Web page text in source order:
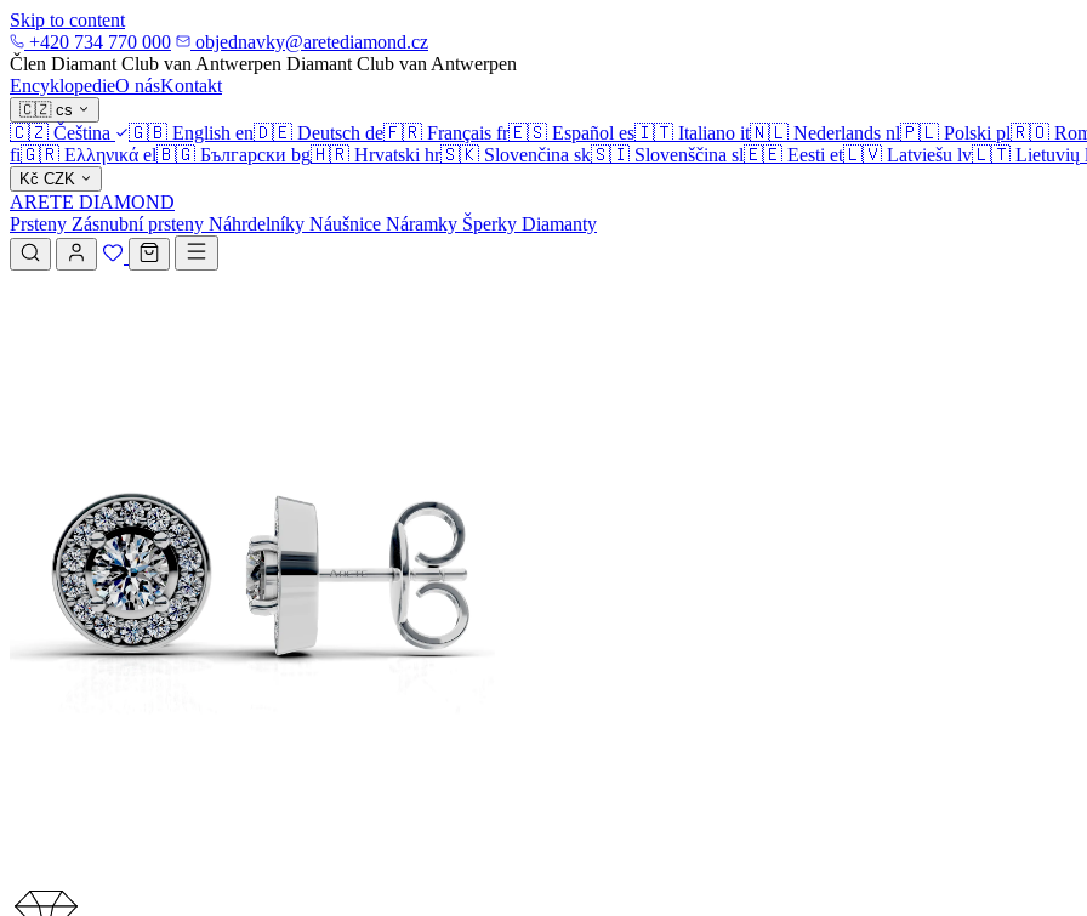
Skip to content
+420 734 770 000
objednavky@aretediamond.cz
Člen Diamant Club van Antwerpen Diamant Club van Antwerpen
EncyklopedieO násKontakt
🇨🇿 cs
🇨🇿 Čeština 🇬🇧 English en🇩🇪 Deutsch de🇫🇷 Français fr🇪🇸 Español es🇮🇹 Italiano it🇳🇱 Nederlands nl🇵🇱 Polski pl🇷🇴
fi🇬🇷 Ελληνικά el🇧🇬 Български bg🇭🇷 Hrvatski hr🇸🇰 Slovenčina sk🇸🇮 Slovenščina sl🇪🇪 Eesti et🇱🇻 Latviešu lv🇱🇹 Lietuvių
Kč CZK
ARETE DIAMOND
Prsteny Zásnubní prsteny Náhrdelníky Náušnice Náramky Šperky Diamanty